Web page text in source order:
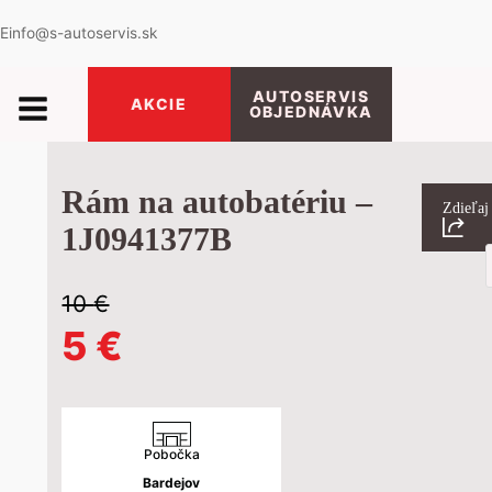
Einfo@s-autoservis.sk
AKCIE
AUTOSERVIS
OBJEDNÁVKA
Rám na autobatériu –
1J0941377B
Zdieľaj
10€
Pôvodná
cena
bola:
5 €
cena
je:
Pobočka
Bardejov